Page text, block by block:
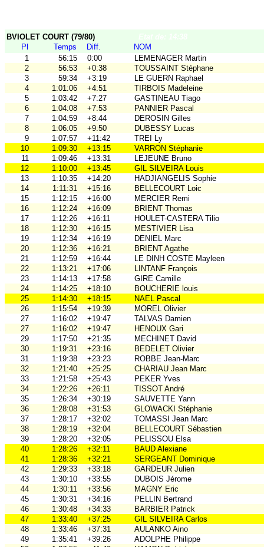
BVIOLET COURT (79/80)
Pl
Temps Diff.
NOM
1
56:15 0:00
LEMENAGER Martin
2
56:53 +0:38
TOUSSAINT Stéphane
3
59:34 +3:19
LE GUERN Raphael
4
1:01:06 +4:51
TIRBOIS Madeleine
5
1:03:42 +7:27
GASTINEAU Tiago
6
1:04:08 +7:53
PANNIER Pascal
7
1:04:59 +8:44
DEROSIN Gilles
8
1:06:05 +9:50
DUBESSY Lucas
9
1:07:57 +11:42
TREI Ly
10
1:09:30 +13:15
VARRON Stéphanie
11
1:09:46 +13:31
LEJEUNE Bruno
12
1:10:00 +13:45
GIL SILVEIRA Louis
13
1:10:35 +14:20
HADJIANGELIS Sophie
14
1:11:31 +15:16
BELLECOURT Loic
15
1:12:15 +16:00
MERCIER Remi
16
1:12:24 +16:09
BRIENT Thomas
17
1:12:26 +16:11
HOULET-CASTERA Tilio
18
1:12:30 +16:15
MESTIVIER Lisa
19
1:12:34 +16:19
DENIEL Marc
20
1:12:36 +16:21
BRIENT Agathe
21
1:12:59 +16:44
LE DINH COSTE Mayleen
22
1:13:21 +17:06
LINTANF François
23
1:14:13 +17:58
GIRE Camille
24
1:14:25 +18:10
BOUCHERIE louis
25
1:14:30 +18:15
NAEL Pascal
26
1:15:54 +19:39
MOREL Olivier
27
1:16:02 +19:47
TALVAS Damien
27
1:16:02 +19:47
HENOUX Gari
29
1:17:50 +21:35
MECHINET David
30
1:19:31 +23:16
BEDELET Olivier
31
1:19:38 +23:23
ROBBE Jean-Marc
32
1:21:40 +25:25
CHARIAU Jean Marc
33
1:21:58 +25:43
PEKER Yves
34
1:22:26 +26:11
TISSOT André
35
1:26:34 +30:19
SAUVETTE Yann
36
1:28:08 +31:53
GLOWACKI Stéphanie
37
1:28:17 +32:02
TOMASSI Jean Marc
38
1:28:19 +32:04
BELLECOURT Sébastien
39
1:28:20 +32:05
PELISSOU Elsa
40
1:28:26 +32:11
BAUD Alexiane
41
1:28:36 +32:21
SERGEANT Dominique
42
1:29:33 +33:18
GARDEUR Julien
43
1:30:10 +33:55
DUBOIS Jérome
44
1:30:11 +33:56
MAGNY Eric
45
1:30:31 +34:16
PELLIN Bertrand
46
1:30:48 +34:33
BARBIER Patrick
47
1:33:40 +37:25
GIL SILVEIRA Carlos
48
1:33:46 +37:31
AULANKO Aino
49
1:35:41 +39:26
ADOLPHE Philippe